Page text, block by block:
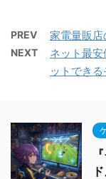
PREV 家電量販
NEXT
ネット最
ットできる